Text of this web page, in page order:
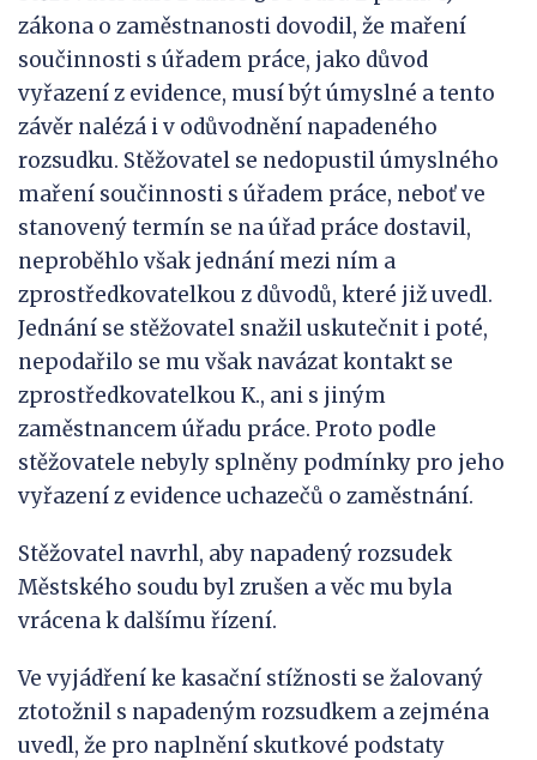
zákona o zaměstnanosti dovodil, že maření
součinnosti s úřadem práce, jako důvod
vyřazení z evidence, musí být úmyslné a tento
závěr nalézá i v odůvodnění napadeného
rozsudku. Stěžovatel se nedopustil úmyslného
maření součinnosti s úřadem práce, neboť ve
stanovený termín se na úřad práce dostavil,
neproběhlo však jednání mezi ním a
zprostředkovatelkou z důvodů, které již uvedl.
Jednání se stěžovatel snažil uskutečnit i poté,
nepodařilo se mu však navázat kontakt se
zprostředkovatelkou K., ani s jiným
zaměstnancem úřadu práce. Proto podle
stěžovatele nebyly splněny podmínky pro jeho
vyřazení z evidence uchazečů o zaměstnání.
Stěžovatel navrhl, aby napadený rozsudek
Městského soudu byl zrušen a věc mu byla
vrácena k dalšímu řízení.
Ve vyjádření ke kasační stížnosti se žalovaný
ztotožnil s napadeným rozsudkem a zejména
uvedl, že pro naplnění skutkové podstaty